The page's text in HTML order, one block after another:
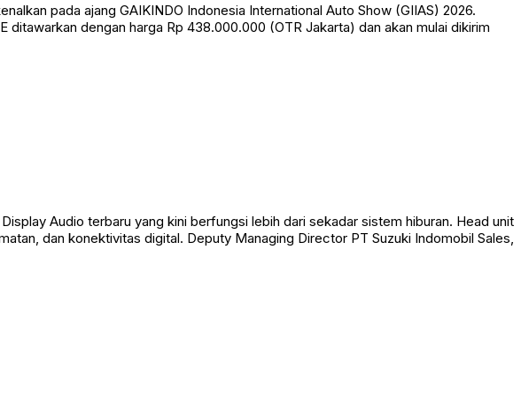
pada ajang GAIKINDO Indonesia International Auto Show (GIIAS) 2026.
dengan harga Rp 438.000.000 (OTR Jakarta) dan akan mulai dikirim
Audio terbaru yang kini berfungsi lebih dari sekadar sistem hiburan. Head unit
dan konektivitas digital. Deputy Managing Director PT Suzuki Indomobil Sales,